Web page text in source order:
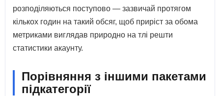
розподіляються поступово — зазвичай протягом
кількох годин на такий обсяг, щоб приріст за обома
метриками виглядав природно на тлі решти
статистики акаунту.
Порівняння з іншими пакетами
підкатегорії